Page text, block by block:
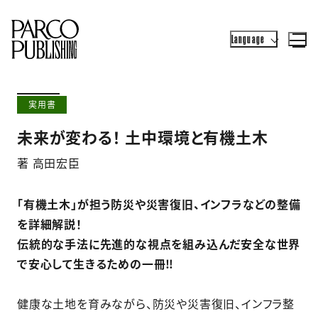
Language
実用書
未来が変わる！ 土中環境と有機土木
著 高田宏臣
「有機土木」が担う防災や災害復旧、インフラなどの整備
を詳細解説！
伝統的な手法に先進的な視点を組み込んだ安全な世界
で安心して生きるための一冊‼
健康な土地を育みながら、防災や災害復旧、インフラ整